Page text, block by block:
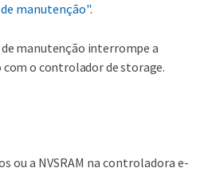
manutenção".
manutenção interrompe a
com o controlador de storage.
ou a NVSRAM na controladora e-